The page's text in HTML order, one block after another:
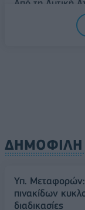
Από τη Δυτική
Ελλήνων και
ΔΗΜΟΦΙΛΗ
Υπ. Μεταφορών:
πινακίδων
διαδικασίες